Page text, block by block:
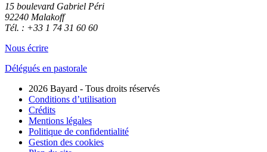
15 boulevard Gabriel Péri
92240 Malakoff
Tél. : +33 1 74 31 60 60
Nous écrire
Délégués en pastorale
2026 Bayard - Tous droits réservés
Conditions d’utilisation
Crédits
Mentions légales
Politique de confidentialité
Gestion des cookies